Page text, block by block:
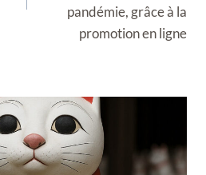
pandémie, grâce à la
promotion en ligne